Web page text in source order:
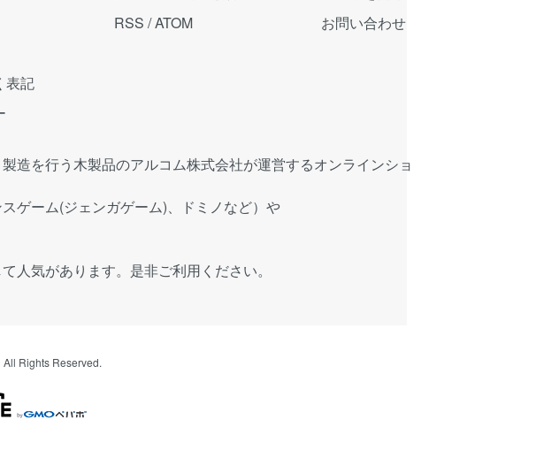
表記
RSS /ATOM
お問い合わせ
造を行う木製品のアルコム株式会社が運営するオンラインショ
ゲーム(ジェンガゲーム)、ドミノなど）や
人気があります。是非ご利用ください。
Rights Reserved.